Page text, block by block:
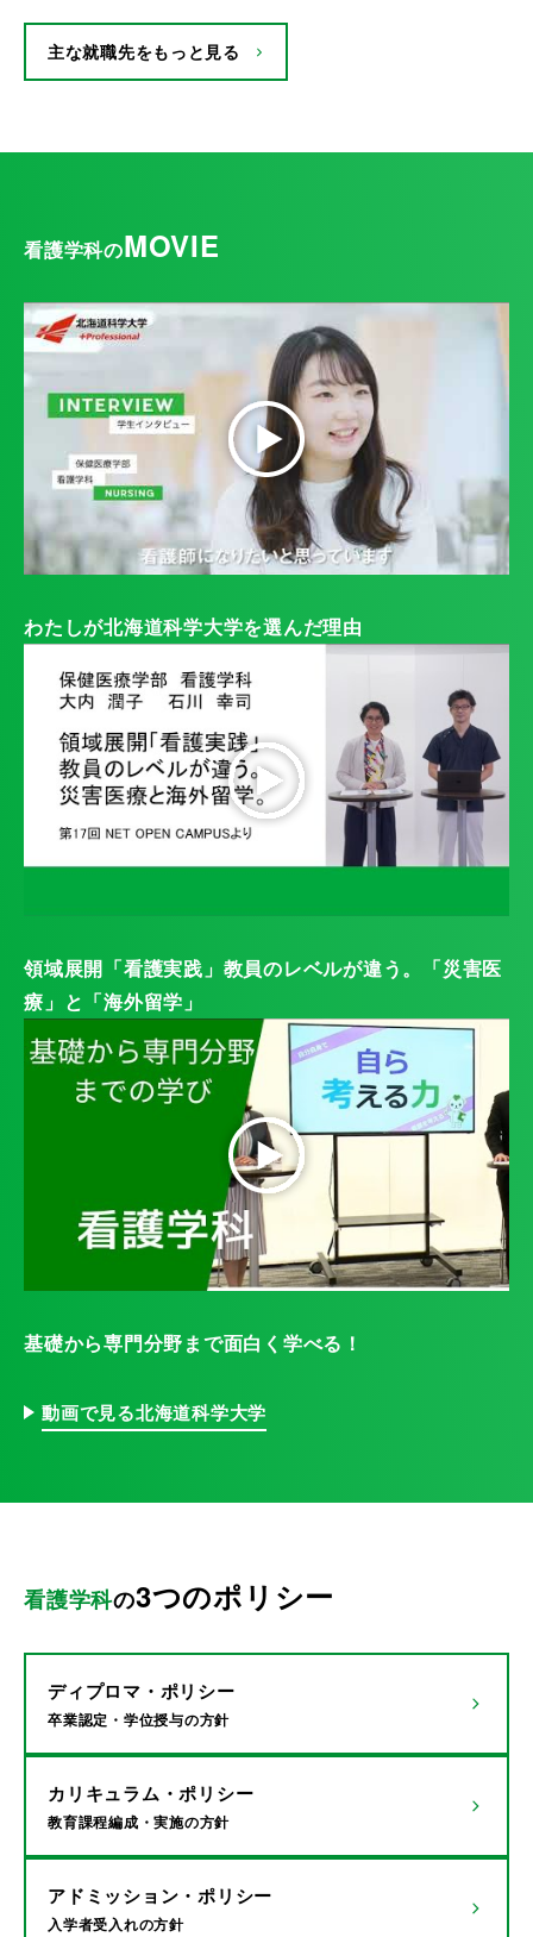
主な就職先をもっと見る
看護学科のMOVIE
動画で見る北海道科学大学
わたしが北海道科学大学を選んだ理由
領域展開「看護実践」教員のレベルが違う。「災害医
療」と「海外留学」
基礎から専門分野まで面白く学べる！
看護学科の3つのポリシー
ディプロマ・ポリシー
卒業認定・学位授与の方針
カリキュラム・ポリシー
教育課程編成・実施の方針
アドミッション・ポリシー
入学者受入れの方針